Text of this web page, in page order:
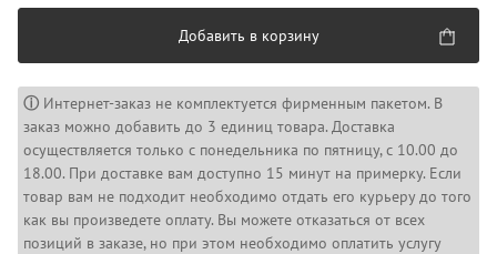
Добавить в корзину
ⓘ Интернет-заказ не комплектуется фирменным пакетом. В
заказ можно добавить до 3 единиц товара. Доставка
осуществляется только с понедельника по пятницу, с 10.00 до
18.00. При доставке вам доступно 15 минут на примерку. Если
товар вам не подходит необходимо отдать его курьеру до того
как вы произведете оплату. Вы можете отказаться от всех
позиций в заказе, но при этом необходимо оплатить услугу